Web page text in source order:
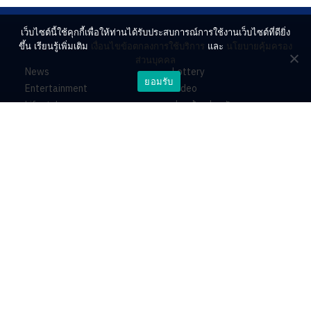
News
Entertainment
Lifestyle
Lottery
Video
ร่วมด้วยช่วยกัน
เว็บไซต์นี้ใช้คุกกี้เพื่อให้ท่านได้รับประสบการณ์การใช้งานเว็บไซต์ที่ดียิ่ง
ขึ้น เรียนรู้เพิ่มเติม เงื่อนไขข้อตกลงการใช้บริการ และ นโยบายคุ้มครอง
ส่วนบุคคล
ยอมรับ